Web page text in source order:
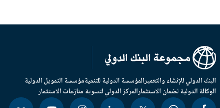
الدولي للإنشاء والتعميرالمؤسسة الدولية للتنميةمؤسسة التمويل الدولية
الدولية لضمان الاستثمارالمركز الدولي لتسوية منازعات الاستثمار